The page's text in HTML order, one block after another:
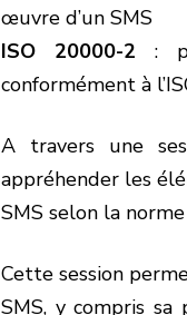
œuvre d’un SMS
ISO 20000-2 :
conformément à
A travers une
appréhender les
SMS selon la
Cette session
SMS, y compris